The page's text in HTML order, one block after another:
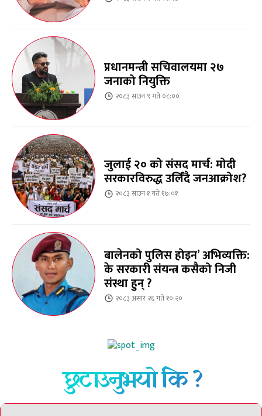
प्रधानमन्त्री सचिवालयमा २७
जनाको नियुक्ति
२०८३ साउन ९ गते ०८:००
जुलाई २० को संसद मार्च: मोदी
सरकारविरुद्ध उर्लिंदै जनआक्रोश?
२०८३ साउन १ गते १७:०१
बालेनको पुलिस होइन’ अभिव्यक्ति:
के सरकारी संयन्त्र कसैको निजी
संस्था हुन् ?
२०८३ असार २६ गते १०:२०
छुटाउनुभयो कि ?